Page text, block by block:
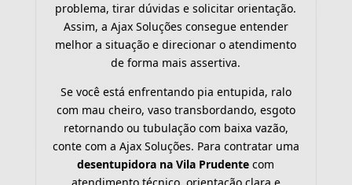
problema, tirar dúvidas e solicitar orientação.
Assim, a Ajax Soluções consegue entender
melhor a situação e direcionar o atendimento
de forma mais assertiva.
Se você está enfrentando pia entupida, ralo
com mau cheiro, vaso transbordando, esgoto
retornando ou tubulação com baixa vazão,
conte com a Ajax Soluções. Para contratar uma
desentupidora na Vila Prudente com